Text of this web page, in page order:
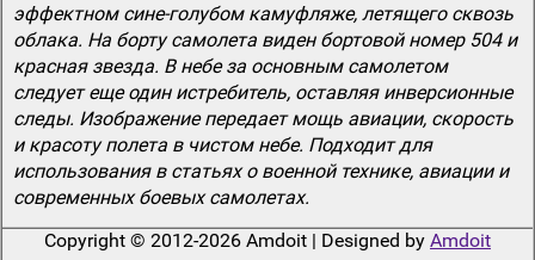
эффектном сине-голубом камуфляже, летящего сквозь
облака. На борту самолета виден бортовой номер 504 и
красная звезда. В небе за основным самолетом
следует еще один истребитель, оставляя инверсионные
следы. Изображение передает мощь авиации, скорость
и красоту полета в чистом небе. Подходит для
использования в статьях о военной технике, авиации и
современных боевых самолетах.
Copyright © 2012-2026 Amdoit | Designed by Amdoit